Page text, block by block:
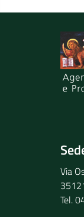
Via
Tel.